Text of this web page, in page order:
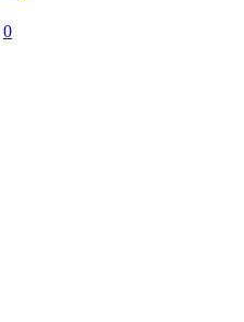
0